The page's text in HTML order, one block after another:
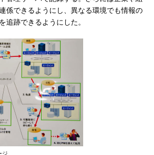
係できるようにし、異なる環境でも情報の
追跡できるようにした。
ジ